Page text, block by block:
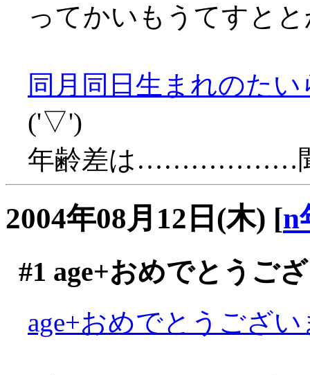
ってかいもうてすと
同月同日生まれのたい
('▽')
年齢差は………………聞
2004年08月12日(木) [n
#1 age+おめでとうご
age+おめでとうござ